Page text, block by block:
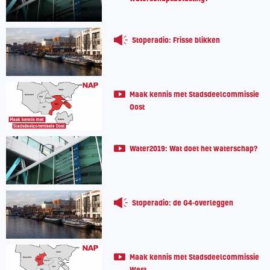
Stoperadio: Frisse blikken
Maak kennis met Stadsdeelcommissie
Oost
Water2019: Wat doet het waterschap?
Stoperadio: de G4-overleggen
Maak kennis met Stadsdeelcommissie